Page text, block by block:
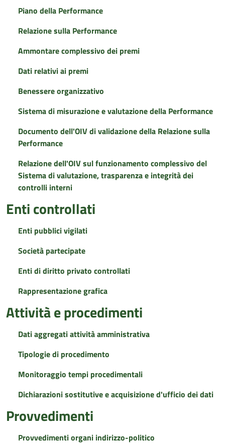
Piano della Performance
Relazione sulla Performance
Ammontare complessivo dei premi
Dati relativi ai premi
Benessere organizzativo
Sistema di misurazione e valutazione della Performance
Documento dell'OIV di validazione della Relazione sulla
Performance
Relazione dell'OIV sul funzionamento complessivo del
Sistema di valutazione, trasparenza e integrità dei
controlli interni
Enti controllati
Enti pubblici vigilati
Società partecipate
Enti di diritto privato controllati
Rappresentazione grafica
Attività e procedimenti
Dati aggregati attività amministrativa
Tipologie di procedimento
Monitoraggio tempi procedimentali
Dichiarazioni sostitutive e acquisizione d'ufficio dei dati
Provvedimenti
Provvedimenti organi indirizzo-politico